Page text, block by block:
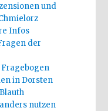
und
Infos
der
in Dorsten
nutzen